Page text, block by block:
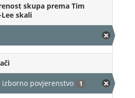
skupa prema Tim
skali
izborno povjerenstvo 1